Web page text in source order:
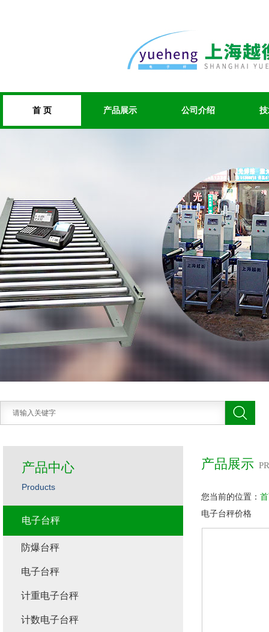
首 页 产品展示 公司介绍
产品展示
您当前的位置：
电子台秤价格
产品中心
Products
电子台秤
防爆台秤
电子台秤
计重电子台秤
计数电子台秤